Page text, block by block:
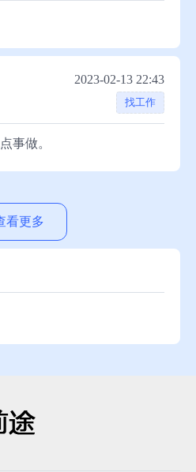
English (Read and
Reference Available
葉玉芬謹啟
2023-02-13 22:43
找工作
事做。
看更多